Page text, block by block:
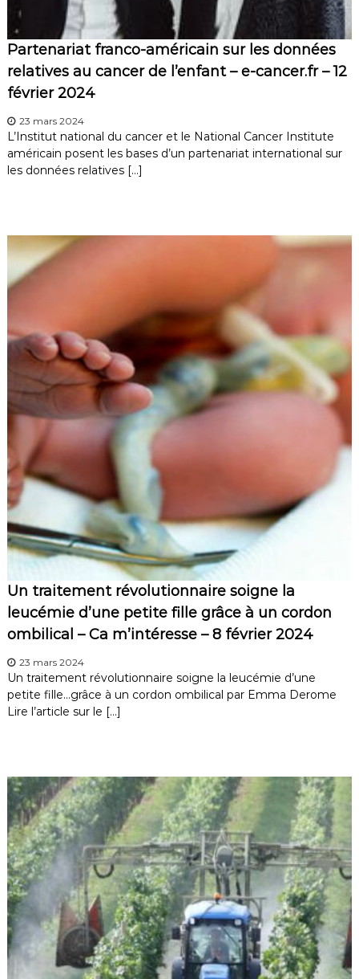
Partenariat franco-américain sur les données
relatives au cancer de l’enfant – e-cancer.fr – 12
février 2024
23 mars 2024
L’Institut national du cancer et le National Cancer Institute
américain posent les bases d’un partenariat international sur
les données relatives […]
Un traitement révolutionnaire soigne la
leucémie d’une petite fille grâce à un cordon
ombilical – Ca m’intéresse – 8 février 2024
23 mars 2024
Un traitement révolutionnaire soigne la leucémie d’une
petite fille…grâce à un cordon ombilical par Emma Derome
Lire l’article sur le […]